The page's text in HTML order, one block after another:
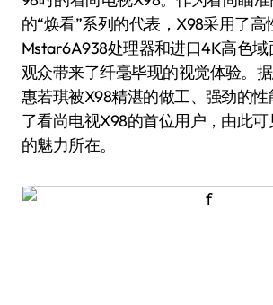
的“焕看”系列的代表，X98采用了高
Mstar6A938处理器和进口4K高色
观众带来了纤毫毕现的视觉体验。
惠若琪被X98精湛的做工、强劲的
了看尚电视X98的首位用户，由此
的魅力所在。